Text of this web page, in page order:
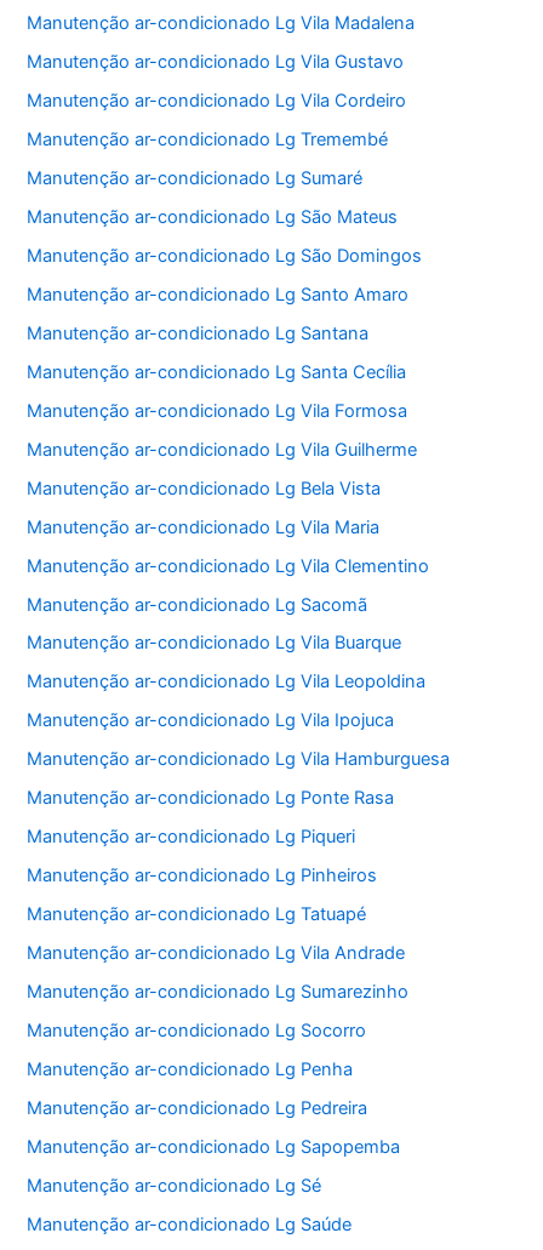
Manutenção ar-condicionado Lg Vila Madalena
Manutenção ar-condicionado Lg Vila Gustavo
Manutenção ar-condicionado Lg Vila Cordeiro
Manutenção ar-condicionado Lg Tremembé
Manutenção ar-condicionado Lg Sumaré
Manutenção ar-condicionado Lg São Mateus
Manutenção ar-condicionado Lg São Domingos
Manutenção ar-condicionado Lg Santo Amaro
Manutenção ar-condicionado Lg Santana
Manutenção ar-condicionado Lg Santa Cecília
Manutenção ar-condicionado Lg Vila Formosa
Manutenção ar-condicionado Lg Vila Guilherme
Manutenção ar-condicionado Lg Bela Vista
Manutenção ar-condicionado Lg Vila Maria
Manutenção ar-condicionado Lg Vila Clementino
Manutenção ar-condicionado Lg Sacomã
Manutenção ar-condicionado Lg Vila Buarque
Manutenção ar-condicionado Lg Vila Leopoldina
Manutenção ar-condicionado Lg Vila Ipojuca
Manutenção ar-condicionado Lg Vila Hamburguesa
Manutenção ar-condicionado Lg Ponte Rasa
Manutenção ar-condicionado Lg Piqueri
Manutenção ar-condicionado Lg Pinheiros
Manutenção ar-condicionado Lg Tatuapé
Manutenção ar-condicionado Lg Vila Andrade
Manutenção ar-condicionado Lg Sumarezinho
Manutenção ar-condicionado Lg Socorro
Manutenção ar-condicionado Lg Penha
Manutenção ar-condicionado Lg Pedreira
Manutenção ar-condicionado Lg Sapopemba
Manutenção ar-condicionado Lg Sé
Manutenção ar-condicionado Lg Saúde